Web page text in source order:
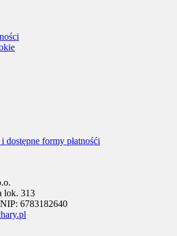
dostępne formy płatnośći
lok. 313
NIP: 6783182640